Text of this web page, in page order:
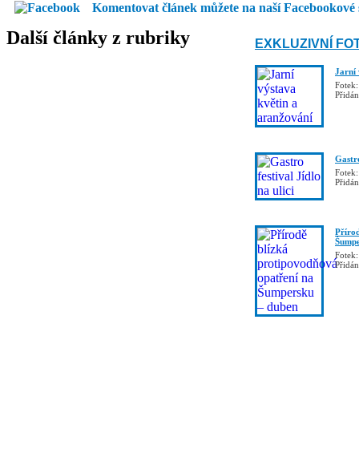
Komentovat článek můžete na naší Facebookové
Další články z rubriky EXKLUZIVNÍ
Jarní